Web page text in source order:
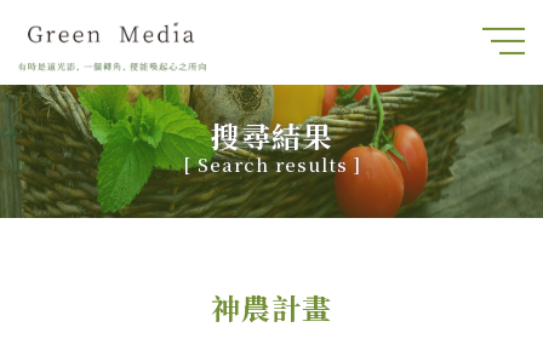
搜尋結果
[Search results]
神農計畫